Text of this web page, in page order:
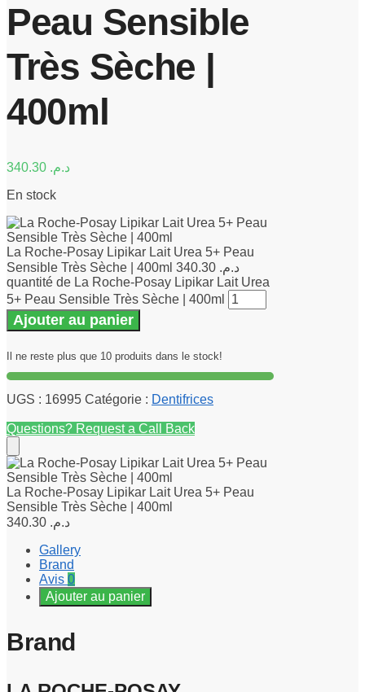
Peau Sensible
Très Sèche |
400ml
د.م.
En stock
La Roche-Posay Lipikar Lait Urea 5+ Peau
Sensible Très Sèche | 400ml
د.م.
quantité de La Roche-Posay Lipikar Lait Urea
5+ Peau Sensible Très Sèche | 400ml
Ajouter au panier
Il ne reste plus que 10 produits dans le stock!
UGS : 16995 Catégorie : Dentifrices
Questions? Request a Call Back
La Roche-Posay Lipikar Lait Urea 5+ Peau
Sensible Très Sèche | 400ml
د.م.
Gallery
Brand
Avis 0
Ajouter au panier
Brand